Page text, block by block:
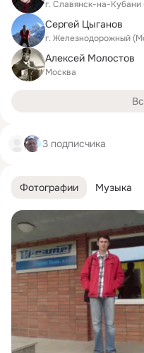
Фотографии Музыка
г. Славянск-на-Кубани
Сергей Цыганов
г. Железнодорожный
Алексей Молостов
Москва
3 подписчика